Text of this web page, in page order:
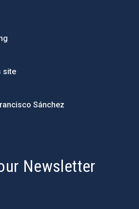
site
Sánchez
Newsletter